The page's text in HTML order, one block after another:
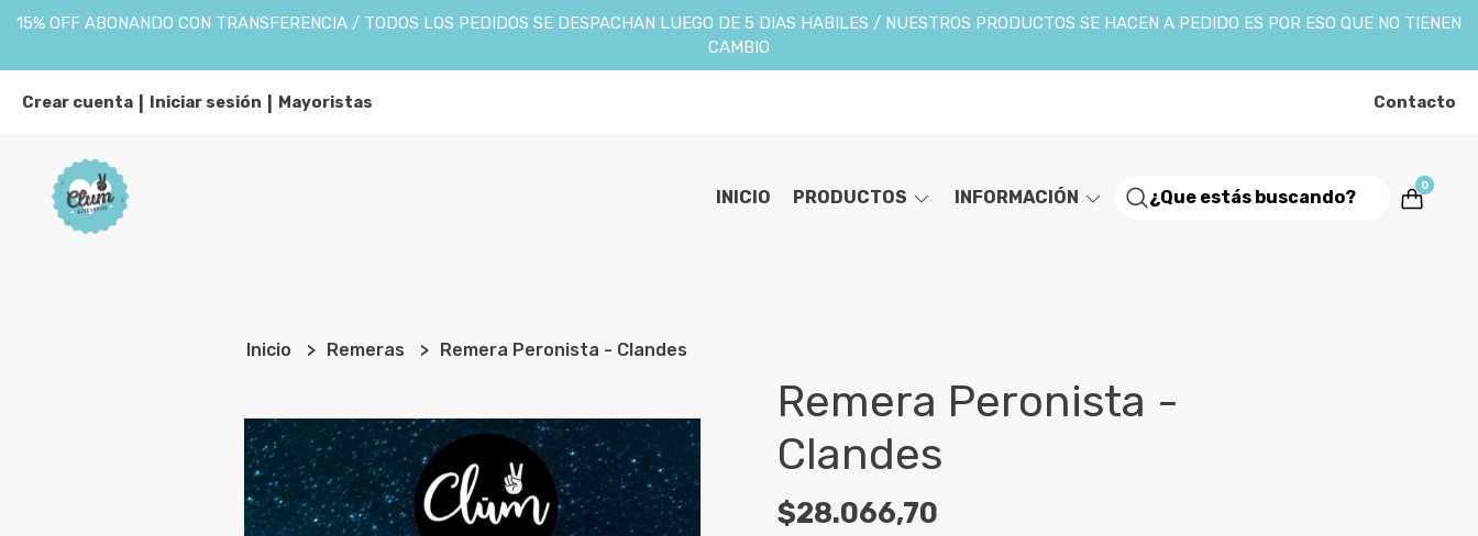
15% OFF ABONANDO CON TRANSFERENCIA / TODOS LOS PEDIDOS SE DESPACHAN LUEGO DE 5 DIAS HABILES / NUESTROS PRODUCTOS SE HACEN A PEDIDO ES POR ESO QUE NO TIENEN
CAMBIO
Crear cuenta Iniciar sesión Mayoristas Contacto
INICIO PRODUCTOS INFORMACIÓN
0
Inicio Remeras Remera Peronista - Clandes
Remera Peronista -
Clandes
$28.066,70